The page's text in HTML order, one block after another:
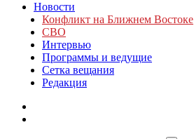
Новости
Конфликт на Ближнем Востоке
СВО
Интервью
Программы и ведущие
Сетка вещания
Редакция